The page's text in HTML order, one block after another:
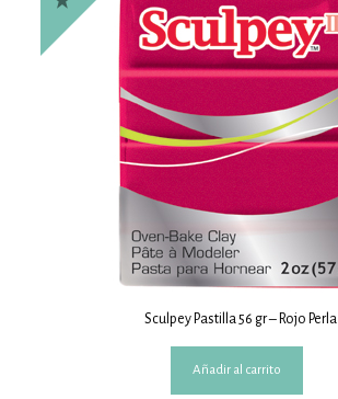
Sculpey Pastilla 56 gr – Rojo Perla
Añadir al carrito